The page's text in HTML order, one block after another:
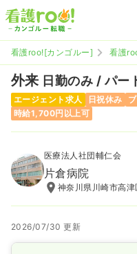
看護roo![カンゴルー] 看護
外来 日勤のみ / パー
エージェント求人 日祝休み
時給1,700円以上可
医療法人社団輔仁会
片倉病院
神奈川県川崎市高
2026/07/30 更新